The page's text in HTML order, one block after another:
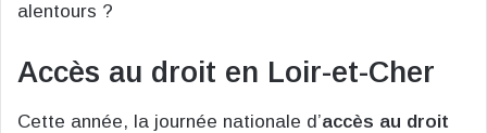
alentours ?
Accès au droit en Loir-et-Cher
Cette année, la journée nationale d’accès au droit